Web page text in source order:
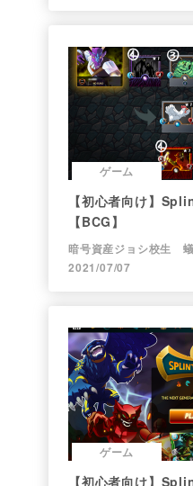
ゲーム
【初心者向け】
【BCG】
暗号資産ジョシ校生
2021/07/07
ゲーム
【初心者向け】